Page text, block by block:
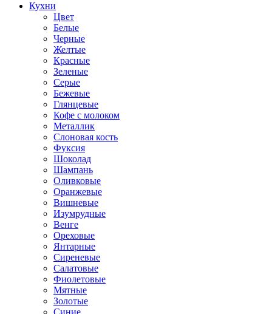
Кухни
Цвет
Белые
Черные
Желтые
Красные
Зеленые
Серые
Бежевые
Глянцевые
Кофе с молоком
Металлик
Слоновая кость
Фуксия
Шоколад
Шампань
Оливковые
Оранжевые
Вишневые
Изумрудные
Венге
Ореховые
Янтарные
Сиреневые
Салатовые
Фиолетовые
Мятные
Золотые
Синие